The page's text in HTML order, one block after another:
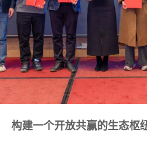
构建一个开放共赢的生态枢